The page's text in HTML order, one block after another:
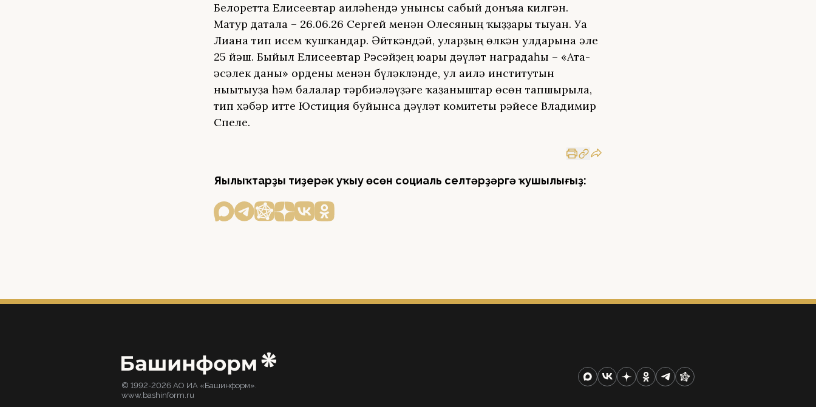
Белоретта Елисеевтар ғаиләһендә унынсы сабый донъяға килгән.
Матур датала – 26.06.26 Сергей менән Олесяның ҡыҙҙары тыуған. Уға
Лиана тип исем ҡушҡандар. Әйткәндәй, уларҙың өлкән улдарына әле
25 йәш. Быйыл Елисеевтар Рәсәйҙең юғары дәүләт наградаһы – «Ата-
әсәлек даны» ордены менән бүләкләнде, ул ғаилә институтын
нығытыуҙа һәм балалар тәрбиәләүҙәге ҡаҙаныштар өсөн тапшырыла,
тип хәбәр итте Юстиция буйынса дәүләт комитеты рәйесе Владимир
Спеле.
Яңылыҡтарҙы тиҙерәк уҡыу өсөн социаль селтәрҙәргә ҡушылығыҙ:
© 1992-2026 АО ИА «Башинформ».
www.bashinform.ru